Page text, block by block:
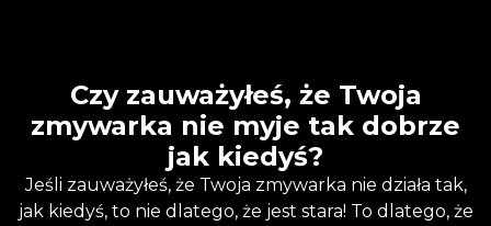
Czy zauważyłeś, że Twoja
zmywarka nie myje tak dobrze
jak kiedyś?
Jeśli zauważyłeś, że Twoja zmywarka nie działa tak,
jak kiedyś, to nie dlatego, że jest stara! To dlatego, że